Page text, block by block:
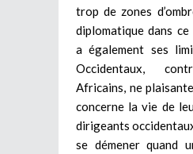
trop de zones
diplomatique dans ce
a également ses
Occidentaux,
Africains, ne
concerne la vie de
dirigeants
se démener quand